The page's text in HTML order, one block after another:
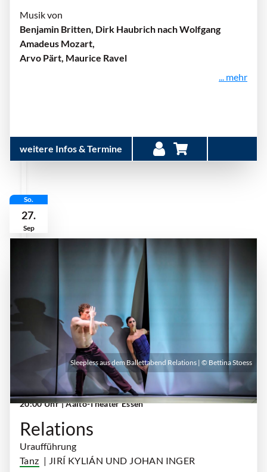
Musik von
Benjamin Britten, Dirk Haubrich nach Wolfgang
Amadeus Mozart,
Arvo Pärt, Maurice Ravel
... mehr
weitere Infos & Termine
So.
27.
Sep
Sonntag, 27. September 2026 | 18:00 Uhr -
20:00 Uhr| Aalto-Theater Essen
Relations
Uraufführung
Tanz | JIRÍ KYLIÁN UND JOHAN INGER
Sleepless aus dem Ballettabend Relations | © Bettina Stoess